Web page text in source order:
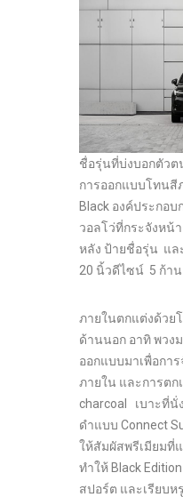
ชื่อรุ่นที่บ่งบอกตัวต
การออกแบบโทนสี
Black องค์ประกอ
วอลโว่ที่กระจังหน้
หลัง ป้ายชื่อรุ่น แ
20 นิ้วดีไซน์ 5 ก้า
ภายในตกแต่งด้วย
ด้านนอก อาทิ พวง
ออกแบบมาเพื่อกา
ภายใน และการต
charcoal เบาะที่นั่
ดำแบบ Connect
ให้สัมผัสพรีเมียมที่
ทำให้ Black
สปอร์ต และเรียบห